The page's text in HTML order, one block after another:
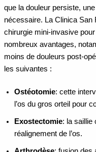
que la douleur persiste,
nécessaire. La Clinica
chirurgie mini-invasive
nombreux avantages,
moins de douleurs post-
les suivantes :
Ostéotomie: cette
l’os du gros orteil pour
Exostectomie: la saillie
réalignement de l’os.